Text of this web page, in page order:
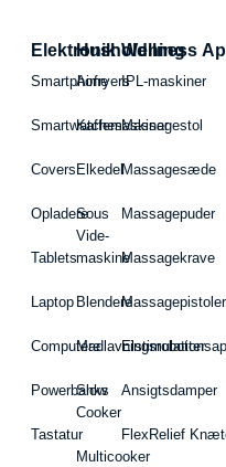
Elektronik
Smartphone
Smartwatches
Covers
Opladere
Tablets
Laptop
Computere
Powerbanks
Tastatur
Husholdning
Airfryers
Kaffemaskiner
Elkedel
Sous
Vide-
maskine
Blendere
Madlavningsrobotter
Slow
Cooker
Multicooker
Wellness
IPL-maskiner
Massagestol
Massagesæde
Massagepuder
Massagekrave
Massagepistoler
Ansigtsdamper
FlexRelief